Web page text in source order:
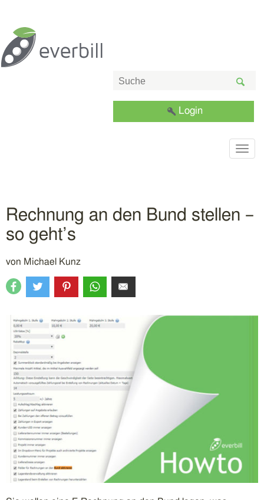
Login
Rechnung an den Bund stellen –
so geht’s
von Michael Kunz